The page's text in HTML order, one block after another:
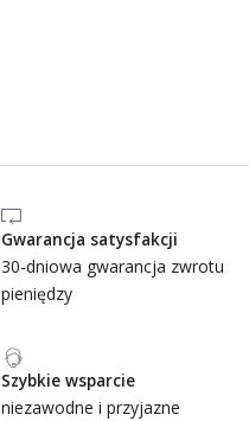
Gwarancja satysfakcji
30-dniowa gwarancja zwrotu
pieniędzy
Szybkie wsparcie
niezawodne i przyjazne